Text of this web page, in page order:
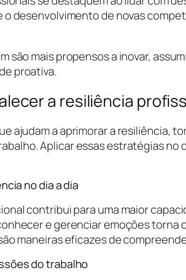
o desenvolvimento de novas
são mais propensos a inovar,
proativa.
a resiliência
ajudam a aprimorar a resiliência,
Aplicar essas estratégias no
no dia a dia
contribui para uma maior
e gerenciar emoções torna
maneiras eficazes de
do trabalho